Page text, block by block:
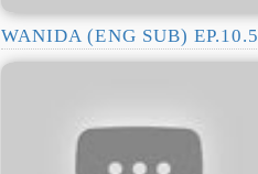
WANIDA (ENG SUB) EP.10.5